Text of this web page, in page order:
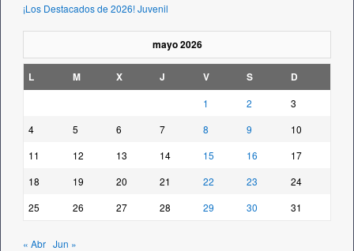
¡Los Destacados de 2026! Juvenil
mayo 2026
L M X J V S D
1 2
3
4
5 6 7 8 9
10
11
12 13 14 15 16
17
18
19 20 21 22 23
24
25
26 27 28 29 30 31
« Abr Jun »